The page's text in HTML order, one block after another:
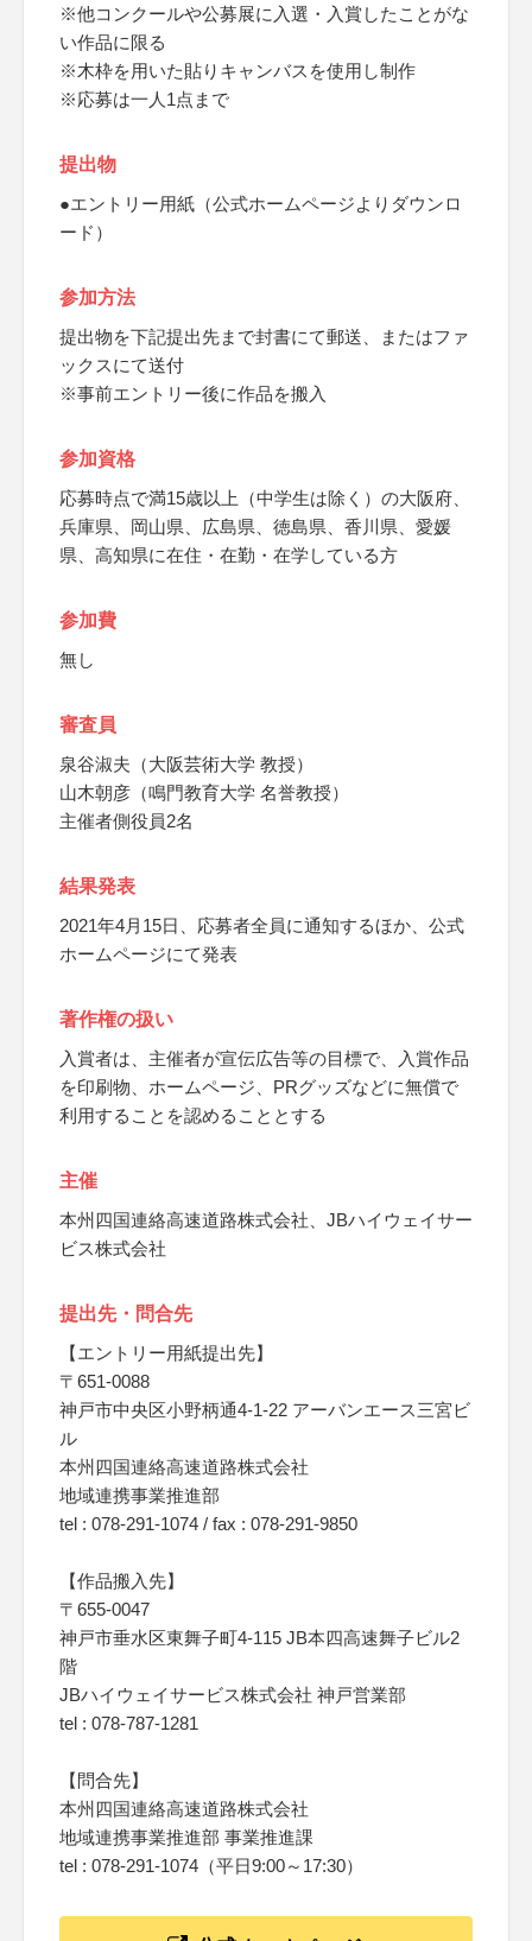
※他コンクールや公募展に入選・入賞したことがな
い作品に限る
※木枠を用いた貼りキャンバスを使用し制作
※応募は一人1点まで
提出物
●エントリー用紙（公式ホームページよりダウンロ
ード）
参加方法
提出物を下記提出先まで封書にて郵送、またはファ
ックスにて送付
※事前エントリー後に作品を搬入
参加資格
応募時点で満15歳以上（中学生は除く）の大阪府、
兵庫県、岡山県、広島県、徳島県、香川県、愛媛
県、高知県に在住・在勤・在学している方
参加費
無し
審査員
泉谷淑夫（大阪芸術大学 教授）
山木朝彦（鳴門教育大学 名誉教授）
主催者側役員2名
結果発表
2021年4月15日、応募者全員に通知するほか、公式
ホームページにて発表
著作権の扱い
入賞者は、主催者が宣伝広告等の目標で、入賞作品
を印刷物、ホームページ、PRグッズなどに無償で
利用することを認めることとする
主催
本州四国連絡高速道路株式会社、JBハイウェイサー
ビス株式会社
提出先・問合先
【エントリー用紙提出先】
〒651-0088
神戸市中央区小野柄通4-1-22 アーバンエース三宮ビ
ル
本州四国連絡高速道路株式会社
地域連携事業推進部
tel : 078-291-1074 / fax : 078-291-9850
【作品搬入先】
〒655-0047
神戸市垂水区東舞子町4-115 JB本四高速舞子ビル2
階
JBハイウェイサービス株式会社 神戸営業部
tel : 078-787-1281
【問合先】
本州四国連絡高速道路株式会社
地域連携事業推進部 事業推進課
tel : 078-291-1074（平日9:00～17:30）